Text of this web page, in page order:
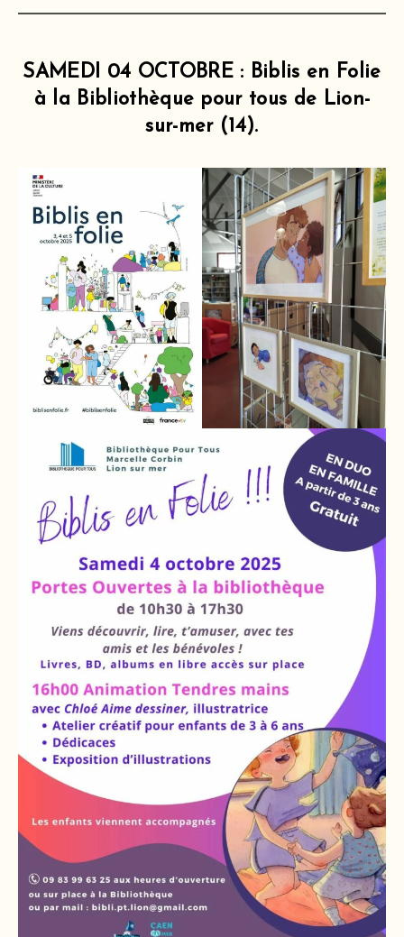
SAMEDI 04 OCTOBRE : Biblis en Folie
à la Bibliothèque pour tous de Lion-
sur-mer (14).